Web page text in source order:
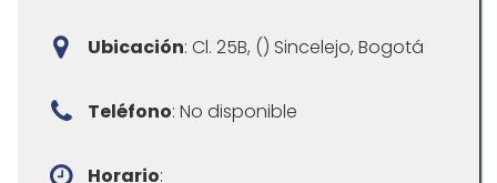
Ubicación: Cl. 25B, () Sincelejo, Bogotá
Teléfono: No disponible
Horario: